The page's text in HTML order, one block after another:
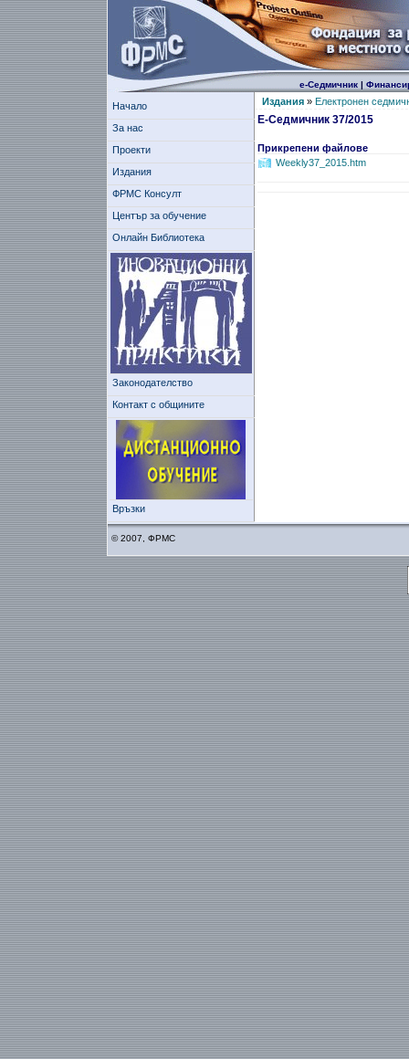
е-Седмичник|
Начало
За нас
Проекти
Издания
ФРМС Консулт
Център за обучение
Онлайн Библиотека
Законодателство
Контакт с общините
Връзки
Издания» Електронен
Е-Седмичник 37/2015
Прикрепени файлове
Weekly37_2015.htm
© 2007, ФРМС